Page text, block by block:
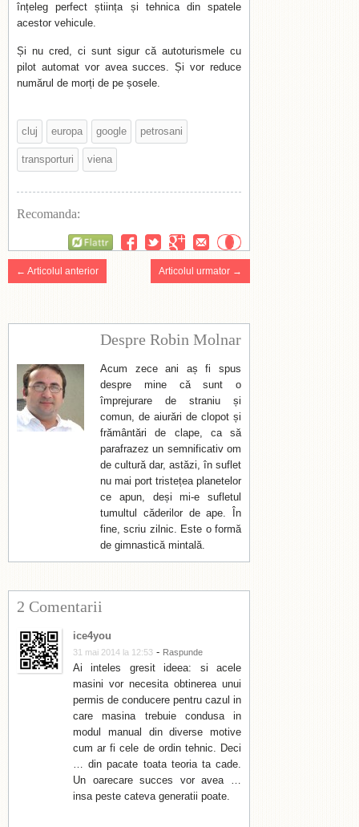
înțeleg perfect știința și tehnica din spatele
acestor vehicule.
Și nu cred, ci sunt sigur că autoturismele cu
pilot automat vor avea succes. Și vor reduce
numărul de morți de pe șosele.
cluj europa google petrosani
transporturi viena
Recomanda:
← Articolul anterior Articolul urmator →
Despre Robin Molnar
Acum zece ani aș fi spus
despre mine că sunt o
împrejurare de straniu și
comun, de aiurări de clopot și
frământări de clape, ca să
parafrazez un semnificativ om
de cultură dar, astăzi, în suflet
nu mai port tristețea planetelor
ce apun, deși mi-e sufletul
tumultul căderilor de ape. În
fine, scriu zilnic. Este o formă
de gimnastică mintală.
2 Comentarii
ice4you
31 mai 2014 la 12:53 - Raspunde
Ai inteles gresit ideea: si acele
masini vor necesita obtinerea unui
permis de conducere pentru cazul in
care masina trebuie condusa in
modul manual din diverse motive
cum ar fi cele de ordin tehnic. Deci
… din pacate toata teoria ta cade.
Un oarecare succes vor avea …
insa peste cateva generatii poate.